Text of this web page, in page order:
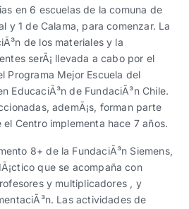
en 6 escuelas de la comuna de
y 1 de Calama, para comenzar. La
de los materiales y la
serÃ¡ llevada a cabo por el
Programa Mejor Escuela del
EducaciÃ³n de FundaciÃ³n Chile.
ademÃ¡s, forman parte
Centro implementa hace 7 años.
8+ de la FundaciÃ³n Siemens,
que se acompaña con
y multiplicadores , y
Las actividades de